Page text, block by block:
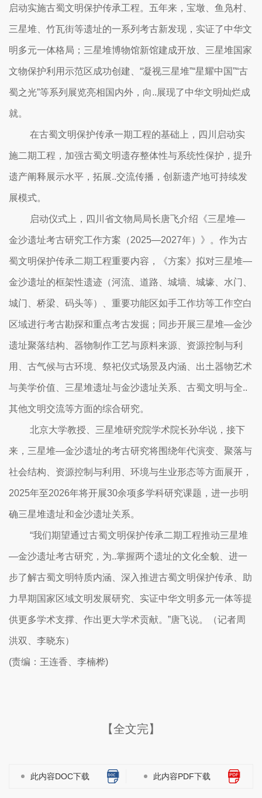
启动实施古蜀文明保护传承工程。五年来，宝墩、鱼凫村、
三星堆、竹瓦街等遗址的一系列考古新发现，实证了中华文
明多元一体格局；三星堆博物馆新馆建成开放、三星堆国家
文物保护利用示范区成功创建、“凝视三星堆”“星耀中国”“古
蜀之光”等系列展览亮相国内外，向..展现了中华文明灿烂成
就。
在古蜀文明保护传承一期工程的基础上，四川启动实
施二期工程，加强古蜀文明遗存整体性与系统性保护，提升
遗产阐释展示水平，拓展..交流传播，创新遗产地可持续发
展模式。
启动仪式上，四川省文物局局长唐飞介绍《三星堆—
金沙遗址考古研究工作方案（2025—2027年）》。作为古
蜀文明保护传承二期工程重要内容，《方案》拟对三星堆—
金沙遗址的框架性遗迹（河流、道路、城墙、城壕、水门、
城门、桥梁、码头等）、重要功能区如手工作坊等工作空白
区域进行考古勘探和重点考古发掘；同步开展三星堆—金沙
遗址聚落结构、器物制作工艺与原料来源、资源控制与利
用、古气候与古环境、祭祀仪式场景及内涵、出土器物艺术
与美学价值、三星堆遗址与金沙遗址关系、古蜀文明与全..
其他文明交流等方面的综合研究。
北京大学教授、三星堆研究院学术院长孙华说，接下
来，三星堆—金沙遗址的考古研究将围绕年代演变、聚落与
社会结构、资源控制与利用、环境与生业形态等方面展开，
2025年至2026年将开展30余项多学科研究课题，进一步明
确三星堆遗址和金沙遗址关系。
“我们期望通过古蜀文明保护传承二期工程推动三星堆
—金沙遗址考古研究，为..掌握两个遗址的文化全貌、进一
步了解古蜀文明特质内涵、深入推进古蜀文明保护传承、助
力早期国家区域文明发展研究、实证中华文明多元一体等提
供更多学术支撑、作出更大学术贡献。”唐飞说。（记者周
洪双、李晓东）
(责编：王连香、李楠桦)
【全文完】
此内容DOC下载 此内容PDF下载